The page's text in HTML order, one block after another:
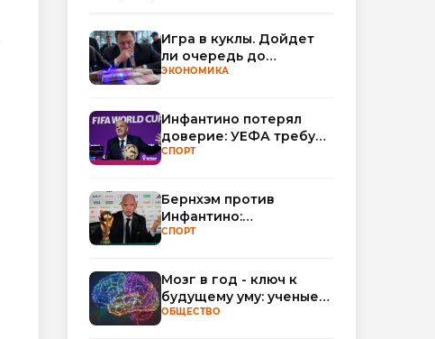
Игра в куклы. Дойдет
ли очередь до
Миллера?
ЭКОНОМИКА
Инфантино потерял
доверие: УЕФА требует
смены руководства
СПОРТ
Бернхэм против
Инфантино:
политический кризис в
СПОРТ
Мозг в год - ключ к
будущему уму: ученые
научились
ОБЩЕСТВО